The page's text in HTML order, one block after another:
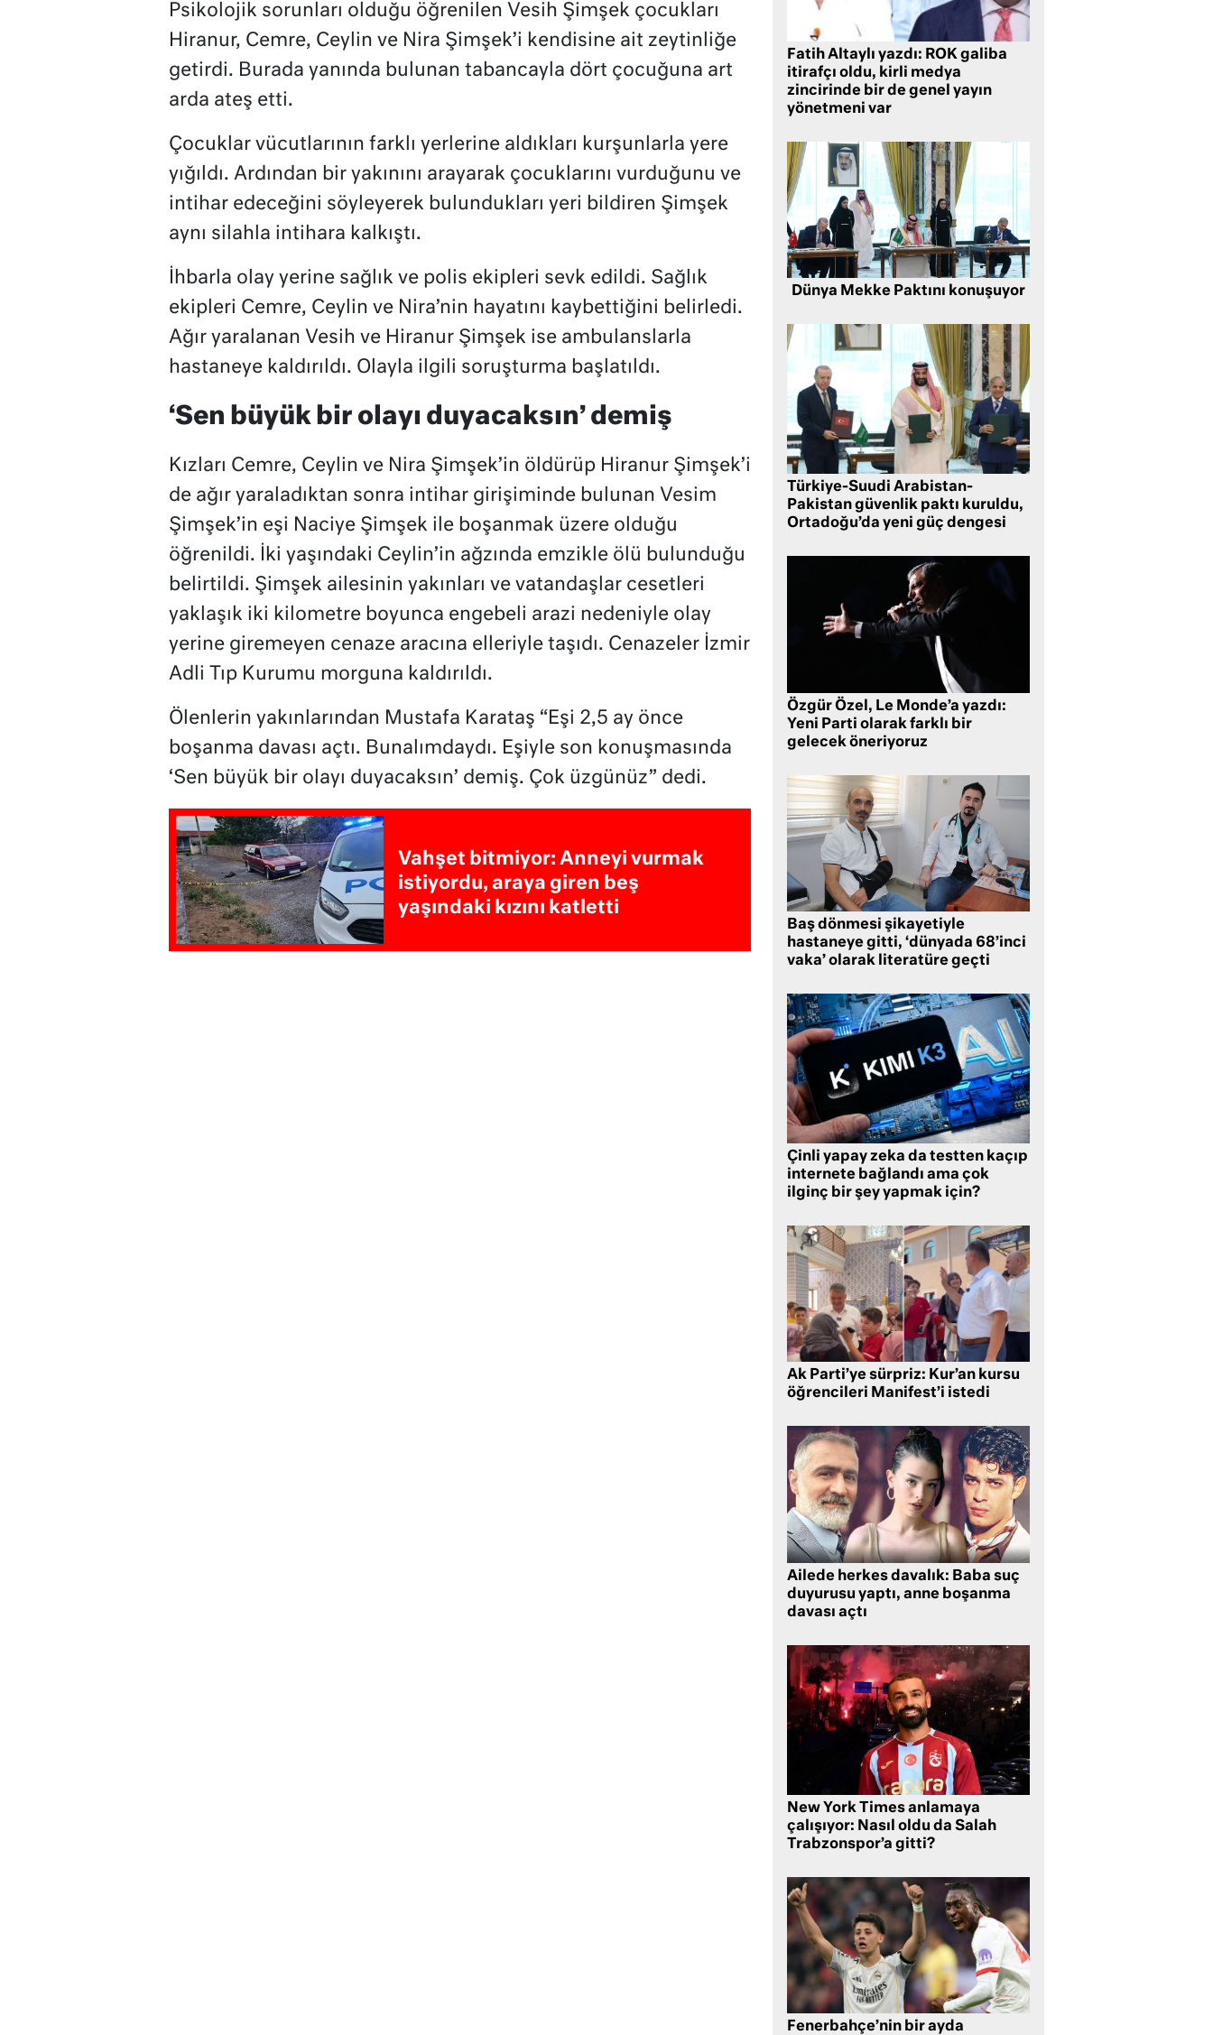
Psikolojik sorunları olduğu öğrenilen Vesih Şimşek çocukları
Hiranur, Cemre, Ceylin ve Nira Şimşek’i kendisine ait zeytinliğe
getirdi. Burada yanında bulunan tabancayla dört çocuğuna art
arda ateş etti.
Çocuklar vücutlarının farklı yerlerine aldıkları kurşunlarla yere
yığıldı. Ardından bir yakınını arayarak çocuklarını vurduğunu ve
intihar edeceğini söyleyerek bulundukları yeri bildiren Şimşek
aynı silahla intihara kalkıştı.
İhbarla olay yerine sağlık ve polis ekipleri sevk edildi. Sağlık
ekipleri Cemre, Ceylin ve Nira’nin hayatını kaybettiğini belirledi.
Ağır yaralanan Vesih ve Hiranur Şimşek ise ambulanslarla
hastaneye kaldırıldı. Olayla ilgili soruşturma başlatıldı.
‘Sen büyük bir olayı duyacaksın’ demiş
Kızları Cemre, Ceylin ve Nira Şimşek’in öldürüp Hiranur Şimşek’i
de ağır yaraladıktan sonra intihar girişiminde bulunan Vesim
Şimşek’in eşi Naciye Şimşek ile boşanmak üzere olduğu
öğrenildi. İki yaşındaki Ceylin’in ağzında emzikle ölü bulunduğu
belirtildi. Şimşek ailesinin yakınları ve vatandaşlar cesetleri
yaklaşık iki kilometre boyunca engebeli arazi nedeniyle olay
yerine giremeyen cenaze aracına elleriyle taşıdı. Cenazeler İzmir
Adli Tıp Kurumu morguna kaldırıldı.
Ölenlerin yakınlarından Mustafa Karataş “Eşi 2,5 ay önce
boşanma davası açtı. Bunalımdaydı. Eşiyle son konuşmasında
‘Sen büyük bir olayı duyacaksın’ demiş. Çok üzgünüz” dedi.
Vahşet bitmiyor: Anneyi vurmak
istiyordu, araya giren beş
yaşındaki kızını katletti
Fatih Altaylı yazdı: ROK galiba
itirafçı oldu, kirli medya
zincirinde bir de genel yayın
yönetmeni var
Dünya Mekke Paktını konuşuyor
Türkiye-Suudi Arabistan-
Pakistan güvenlik paktı kuruldu,
Ortadoğu’da yeni güç dengesi
Özgür Özel, Le Monde’a yazdı:
Yeni Parti olarak farklı bir
gelecek öneriyoruz
Baş dönmesi şikayetiyle
hastaneye gitti, ‘dünyada 68’inci
vaka’ olarak literatüre geçti
Çinli yapay zeka da testten kaçıp
internete bağlandı ama çok
ilginç bir şey yapmak için?
Ak Parti’ye sürpriz: Kur’an kursu
öğrencileri Manifest’i istedi
Ailede herkes davalık: Baba suç
duyurusu yaptı, anne boşanma
davası açtı
New York Times anlamaya
çalışıyor: Nasıl oldu da Salah
Trabzonspor’a gitti?
Fenerbahçe’nin bir ayda